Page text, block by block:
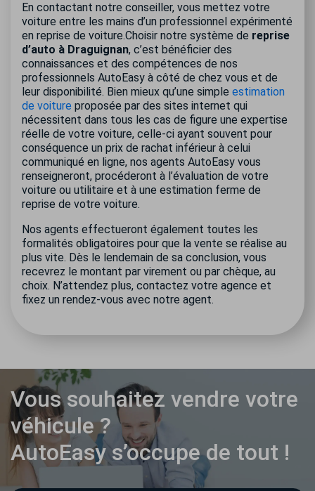
En contactant notre conseiller, vous mettez votre
voiture entre les mains d’un professionnel expérimenté
en reprise de voiture.Choisir notre système de reprise
d’auto à Draguignan, c’est bénéficier des
connaissances et des compétences de nos
professionnels AutoEasy à côté de chez vous et de
leur disponibilité. Bien mieux qu’une simple estimation
de voiture proposée par des sites internet qui
nécessitent dans tous les cas de figure une expertise
réelle de votre voiture, celle-ci ayant souvent pour
conséquence un prix de rachat inférieur à celui
communiqué en ligne, nos agents AutoEasy vous
renseigneront, procéderont à l’évaluation de votre
voiture ou utilitaire et à une estimation ferme de
reprise de votre voiture.
Nos agents effectueront également toutes les
formalités obligatoires pour que la vente se réalise au
plus vite. Dès le lendemain de sa conclusion, vous
recevrez le montant par virement ou par chèque, au
choix. N’attendez plus, contactez votre agence et
fixez un rendez-vous avec notre agent.
Vous souhaitez vendre votre
véhicule ?
AutoEasy s’occupe de tout !